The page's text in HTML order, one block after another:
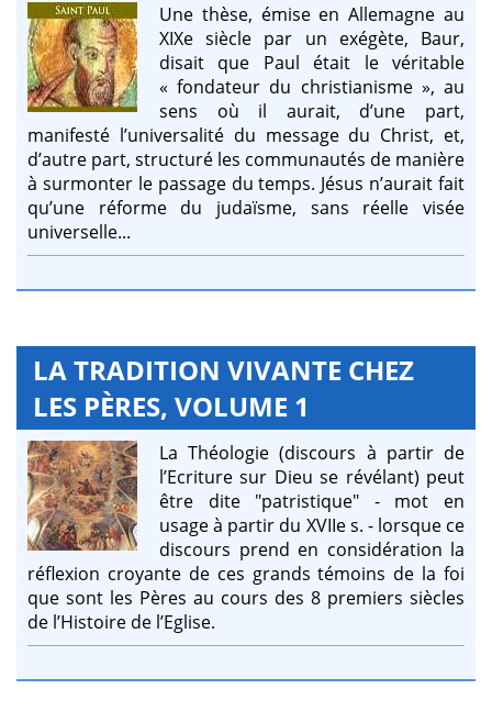
Une thèse, émise en Allemagne au
XIXe siècle par un exégète, Baur,
disait que Paul était le véritable
« fondateur du christianisme », au
sens où il aurait, d’une part,
manifesté l’universalité du message du Christ, et,
d’autre part, structuré les communautés de manière
à surmonter le passage du temps. Jésus n’aurait fait
qu’une réforme du judaïsme, sans réelle visée
universelle...
LA TRADITION VIVANTE CHEZ
LES PÈRES, VOLUME 1
La Théologie (discours à partir de
l’Ecriture sur Dieu se révélant) peut
être dite "patristique" - mot en
usage à partir du XVIIe s. - lorsque ce
discours prend en considération la
réflexion croyante de ces grands témoins de la foi
que sont les Pères au cours des 8 premiers siècles
de l’Histoire de l’Eglise.